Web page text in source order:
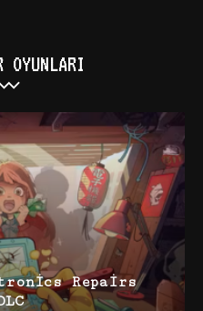
OYUNLARI
Repairs